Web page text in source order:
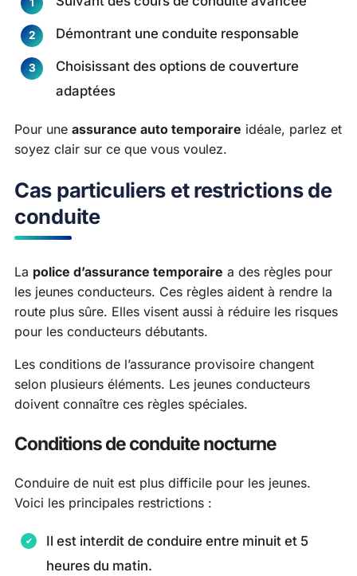
Démontrant une conduite responsable
Choisissant des options de couverture
adaptées
Pour une assurance auto temporaire idéale, parlez et
soyez clair sur ce que vous voulez.
Cas particuliers et restrictions de
conduite
La police d’assurance temporaire a des règles pour
les jeunes conducteurs. Ces règles aident à rendre la
route plus sûre. Elles visent aussi à réduire les risques
pour les conducteurs débutants.
Les conditions de l’assurance provisoire changent
selon plusieurs éléments. Les jeunes conducteurs
doivent connaître ces règles spéciales.
Conditions de conduite nocturne
Conduire de nuit est plus difficile pour les jeunes.
Voici les principales restrictions :
Il est interdit de conduire entre minuit et 5
heures du matin.